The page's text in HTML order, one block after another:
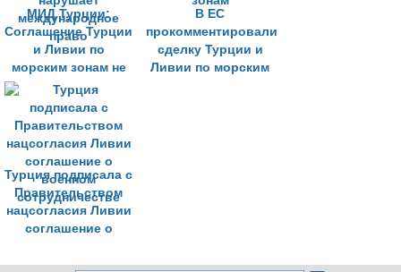
МИД Турции:
Соглашение Турции
и Ливии по
морским зонам не
нарушает
международное
право
В ЕС
прокомментировали
сделку Турции и
Ливии по морским
Турция подписала с
Правительством
нацсогласия Ливии
соглашение о
сотрудничестве